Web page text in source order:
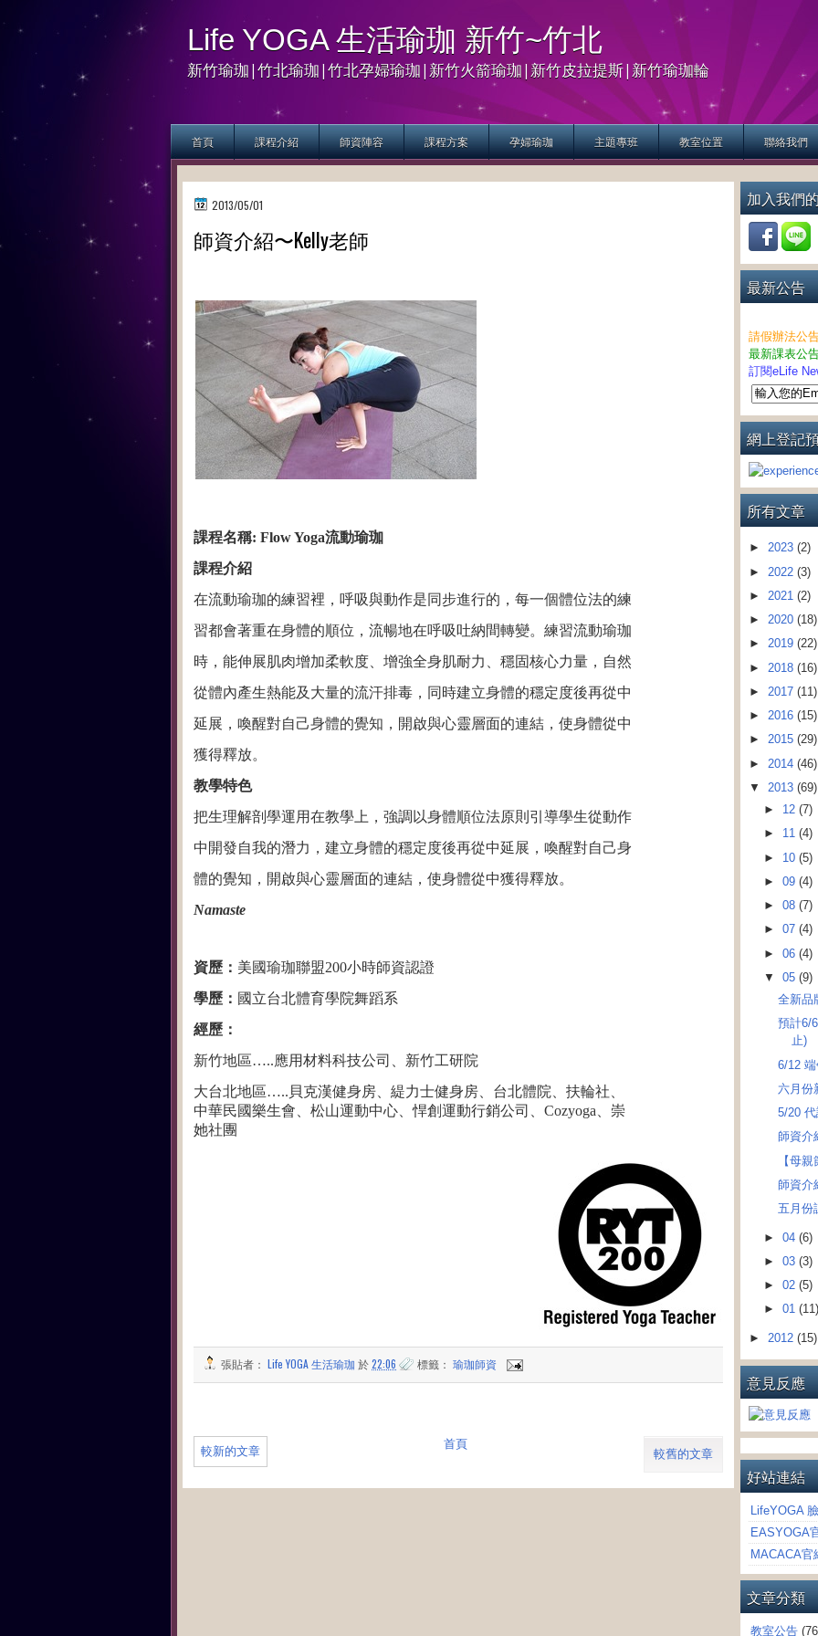
Life YOGA 生活瑜珈 新竹~竹北
新竹瑜珈|竹北瑜珈|竹北孕婦瑜珈|新竹火箭瑜珈|新竹皮拉提斯|新竹瑜珈輪
首頁 課程介紹 師資陣容 課程方案 孕婦瑜珈 主題專班 教室位置 聯絡我們
2013/05/01
師資介紹〜Kelly老師
課程名稱: Flow Yoga流動瑜珈
課程介紹
在流動瑜珈的練習裡，呼吸與動作是同步進行的，每一個體位法的練
習都會著重在身體的順位，流暢地在呼吸吐納間轉變。練習流動瑜珈
時，能伸展肌肉增加柔軟度、增強全身肌耐力、穩固核心力量，自然
從體內產生熱能及大量的流汗排毒，同時建立身體的穩定度後再從中
延展，喚醒對自己身體的覺知，開啟與心靈層面的連結， 使身體從中
獲得釋放。
教學特色
把生理解剖學運用在教學上，強調以身體順位法原則引導學生從動作
中開發自我的潛力，建立身體的穩定度後再從中延展，喚醒對自己身
體的覺知，開啟與心靈層面的連結，使身體從中獲得釋放。
Namaste
資歷： 美國瑜珈聯盟200小時師資認證
學歷： 國立台北體育學院舞蹈系
經歷：
新竹地區…..應用材料科技公司、新竹工研院
大台北地區…..貝克漢健身房、緹力士健身房、台北體院、扶輪社、
中華民國樂生會、松山運動中心、悍創運動行銷公司、Cozyoga、崇
她社團
張貼者： Life YOGA 生活瑜珈 於22:06 標籤： 瑜珈師資
較新的文章 較舊的文章
首頁
加入我們
最新公告
請假辦法公
最新課表公
訂閱eLife
網上登記
所有文章
► 2023 (2)
► 2022 (3)
► 2021 (2)
► 2020 (18)
► 2019 (22)
► 2018 (16)
► 2017 (11)
► 2016 (15)
► 2015 (29)
► 2014 (46)
▼ 2013 (69)
► 12 (7)
► 11 (4)
► 10 (5)
► 09 (4)
► 08 (7)
► 07 (4)
► 06 (4)
▼ 05 (9)
全新品
預計6/
止)
6/12
六月份
5/20
師資介
【母
師資介
五月份
► 04 (6)
► 03 (3)
► 02 (5)
► 01 (11)
► 2012 (15)
意見反應
好站連結
LifeYOGA
EASYOGA
MACACA官
文章分類
教室公告